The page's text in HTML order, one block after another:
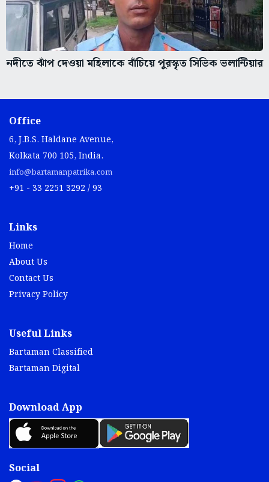
নদীতে ঝাঁপ দেওয়া মহিলাকে বাঁচিয়ে পুরস্কৃত সিভিক ভলান্টিয়ার
Office
6, J.B.S. Haldane Avenue,
Kolkata 700 105, India.
info@bartamanpatrika.com
+91 - 33 2251 3292 / 93
Links
Home
About Us
Contact Us
Privacy Policy
Useful Links
Bartaman Classified
Bartaman Digital
Download App
Social